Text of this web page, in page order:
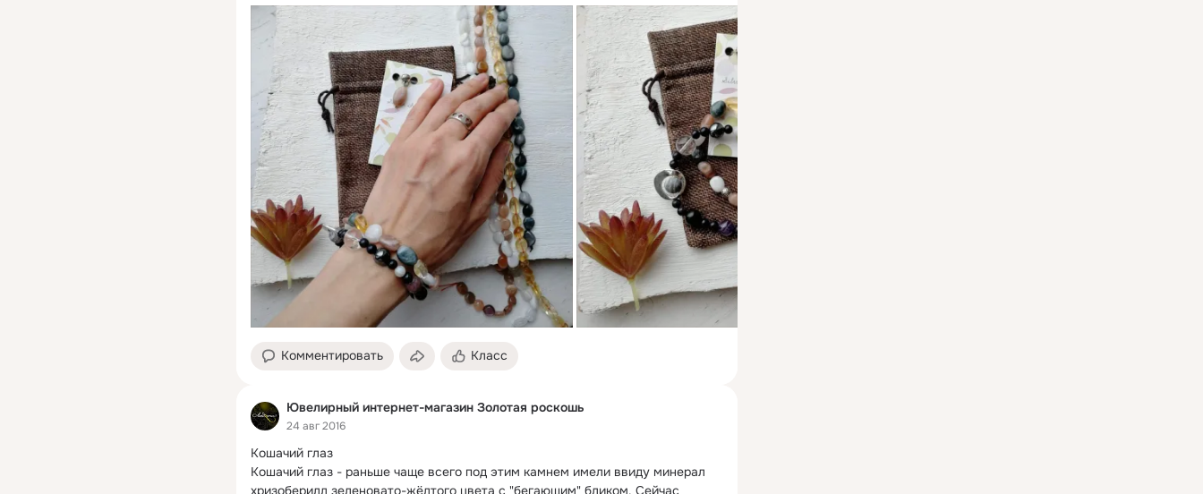
Комментировать Класс
Ювелирный интернет-магазин Золотая роскошь
24 авг 2016
Кошачий глаз
Кошачий глаз - раньше чаще всего под этим камнем имели ввиду минерал
хризоберилл зеленовато-жёлтого цвета с "бегающим" бликом. Сейчас